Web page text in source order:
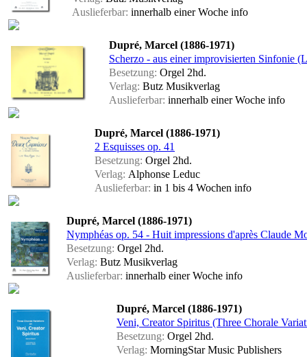
Auslieferbar: innerhalb einer Woche info
Dupré, Marcel (1886-1971)
Scherzo - aus einer improvisierten Sinfonie
Besetzung: Orgel 2hd.
Verlag: Butz Musikverlag
Auslieferbar: innerhalb einer Woche info
Dupré, Marcel (1886-1971)
2 Esquisses op. 41
Besetzung: Orgel 2hd.
Verlag: Alphonse Leduc
Auslieferbar: in 1 bis 4 Wochen info
Dupré, Marcel (1886-1971)
Nymphéas op. 54 - Huit impressions d'après Claude
Besetzung: Orgel 2hd.
Verlag: Butz Musikverlag
Auslieferbar: innerhalb einer Woche info
Dupré, Marcel (1886-1971)
Veni, Creator Spiritus (Three Chorale
Besetzung: Orgel 2hd.
Verlag: MorningStar Music Publishers